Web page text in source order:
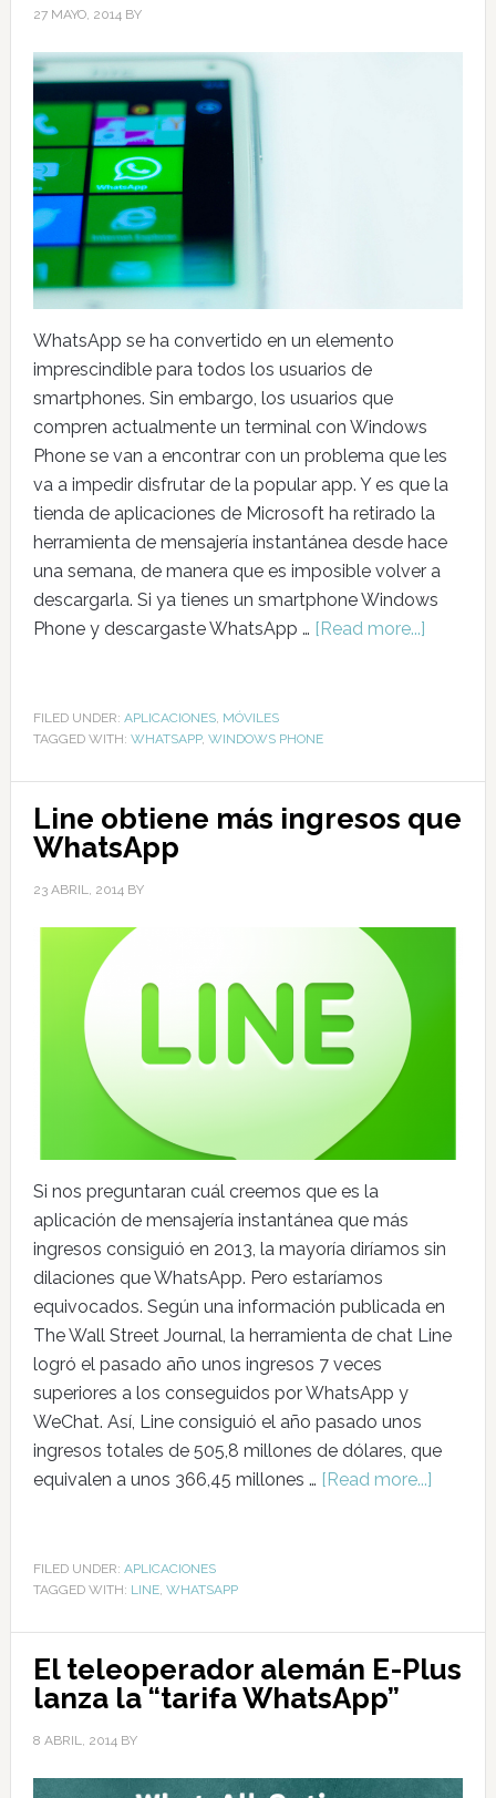
27 MAYO, 2014 BY
WhatsApp se ha convertido en un elemento
imprescindible para todos los usuarios de
smartphones. Sin embargo, los usuarios que
compren actualmente un terminal con Windows
Phone se van a encontrar con un problema que les
va a impedir disfrutar de la popular app. Y es que la
tienda de aplicaciones de Microsoft ha retirado la
herramienta de mensajería instantánea desde hace
una semana, de manera que es imposible volver a
descargarla. Si ya tienes un smartphone Windows
Phone y descargaste WhatsApp … [Read more...]
FILED UNDER: APLICACIONES, MÓVILES
TAGGED WITH: WHATSAPP, WINDOWS PHONE
Line obtiene más ingresos que
WhatsApp
23 ABRIL, 2014BY
Si nos preguntaran cuál creemos que es la
aplicación de mensajería instantánea que más
ingresos consiguió en 2013, la mayoría diríamos sin
dilaciones que WhatsApp. Pero estaríamos
equivocados. Según una información publicada en
The Wall Street Journal, la herramienta de chat Line
logró el pasado año unos ingresos 7 veces
superiores a los conseguidos por WhatsApp y
WeChat. Así, Line consiguió el año pasado unos
ingresos totales de 505,8 millones de dólares, que
equivalen a unos 366,45 millones … [Read more...]
FILED UNDER: APLICACIONES
TAGGED WITH: LINE, WHATSAPP
El teleoperador alemán E-Plus
lanza la “tarifa WhatsApp”
8 ABRIL, 2014BY